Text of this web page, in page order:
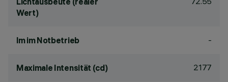
Wert)
lm im Notbetrieb -
Maximale Intensität (cd) 2177